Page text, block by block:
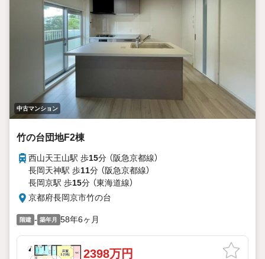
中古マンション
竹の台団地F2棟
西山天王山駅 歩15分 （阪急京都線）
長岡天神駅 歩11分 （阪急京都線）
長岡京駅 歩15分 （東海道線）
京都府長岡京市竹の台
階建 - 築年月 58年6ヶ月
2398万円